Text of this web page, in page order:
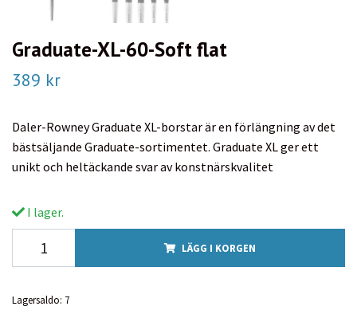
Graduate-XL-60-Soft flat
389 kr
Daler-Rowney Graduate XL-borstar är en förlängning av det
bästsäljande Graduate-sortimentet. Graduate XL ger ett
unikt och heltäckande svar av konstnärskvalitet
I lager.
LÄGG I KORGEN
Lagersaldo: 7